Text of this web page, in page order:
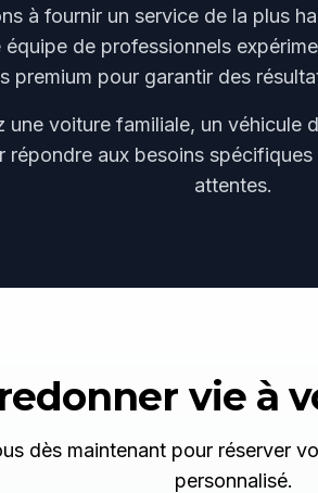
à fournir un service de la plus
de professionnels
premium pour garantir des
une voiture familiale, un véhicule
répondre aux besoins
attentes.
vie à
dès maintenant pour réserver
personnalisé.